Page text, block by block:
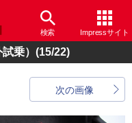
検索 Impressサイト
乗） (15/22)
次の画像